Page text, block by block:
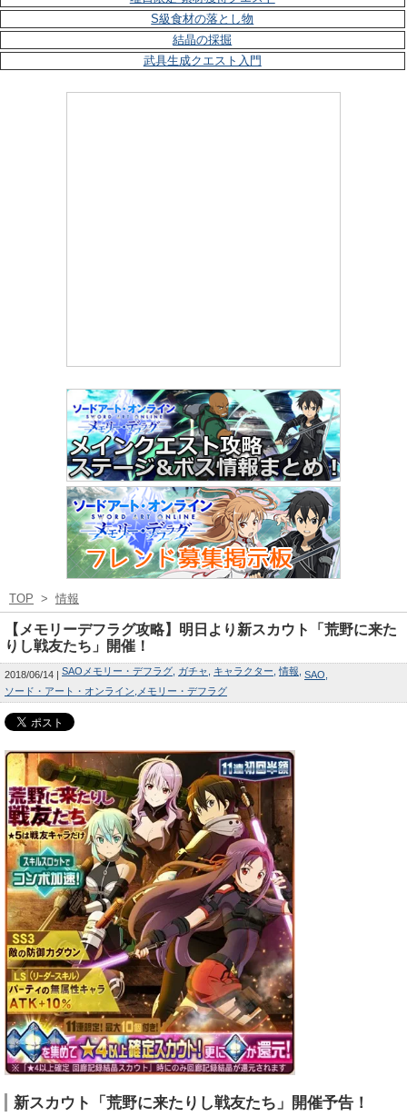
S級食材の落とし物
結晶の採掘
武具生成クエスト入門
TOP > 情報
【メモリーデフラグ攻略】明日より新スカウト「荒野に来た
りし戦友たち」開催！
2018/06/14 SAOメモリー・デフラグ ガチャ キャラクター 情報 SAO
ソード・アート・オンライン メモリー・デフラグ
新スカウト「荒野に来たりし戦友たち」開催予告！